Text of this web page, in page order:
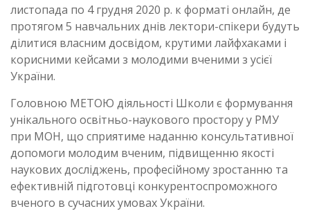
листопада по 4 грудня 2020 р. к форматі онлайн, де
протягом 5 навчальних днів лектори-спікери будуть
ділитися власним досвідом, крутими лайфхаками і
корисними кейсами з молодими вченими з усієї
України.
Головною МЕТОЮ діяльності Школи є формування
унікального освітньо-наукового простору у РМУ
при МОН, що сприятиме наданню консультативної
допомоги молодим вченим, підвищенню якості
наукових досліджень, професійному зростанню та
ефективній підготовці конкурентоспроможного
вченого в сучасних умовах України.